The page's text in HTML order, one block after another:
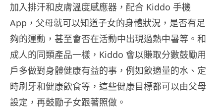
加入排汗和皮膚溫度感應器，配合 Kiddo 手機
App，父母就可以知道子女的身體狀況，是否有足
夠的運動，甚至會否在活動中出現過熱中暑等。和
成人的同類產品一樣，Kiddo 會以賺取分數鼓勵用
戶多做對身體健康有益的事，例如飲適量的水、定
時刷牙和健康飲食等，這些健康目標都可以由父母
設定，再鼓勵子女跟著照做。